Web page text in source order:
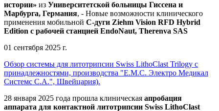
истории» из Университетской больницы Гиссена и
Марбурга, Германия, - Новые возможности клинического
применения мобильной С-дуги Ziehm Vision RFD Hybrid
Edition с рабочей станцией EndoNaut, Therenva SAS
01 сентября 2025 г.
Обзор системы для литотрипсии Swiss LithoClast Trilogy с
принадлежностями, производства "Е.М.С. Электро Медикал
Системс С.А.", Швейцария).
28 января 2025 года прошла клиническая апробация
аппарата для контактной литотрипсии Swiss LithoClast